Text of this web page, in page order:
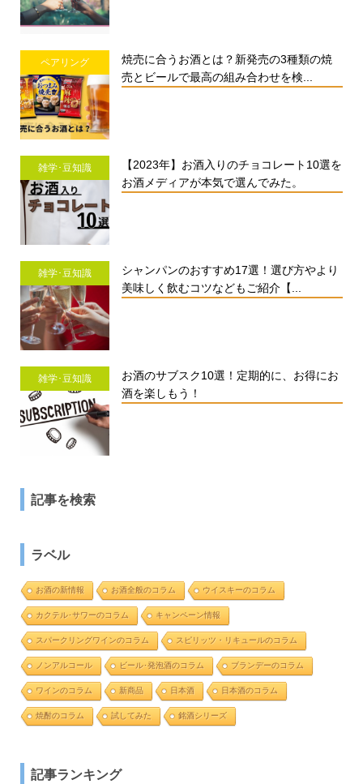
ペアリング
焼売に合うお酒とは？新発売の3種類の焼
売とビールで最高の組み合わせを検...
雑学･豆知識
【2023年】お酒入りのチョコレート10選を
お酒メディアが本気で選んでみた。
雑学･豆知識
シャンパンのおすすめ17選！選び方やより
美味しく飲むコツなどもご紹介【...
雑学･豆知識
お酒のサブスク10選！定期的に、お得にお
酒を楽しもう！
記事を検索
ラベル
お酒の新情報 お酒全般のコラム ウイスキーのコラム
カクテル･サワーのコラム キャンペーン情報
スパークリングワインのコラム スピリッツ・リキュールのコラム
ノンアルコール ビール･発泡酒のコラム ブランデーのコラム
ワインのコラム 新商品 日本酒 日本酒のコラム
焼酎のコラム 試してみた 銘酒シリーズ
記事ランキング